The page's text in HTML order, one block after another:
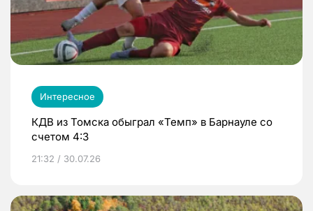
Интересное
КДВ из Томска обыграл «Темп» в Барнауле со
счетом 4:3
21:32 / 30.07.26